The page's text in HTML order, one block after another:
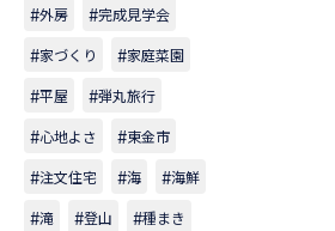
外房
完成見学会
家づくり
家庭菜園
平屋
弾丸旅行
心地よさ
東金市
注文住宅
海
海鮮
滝
登山
種まき